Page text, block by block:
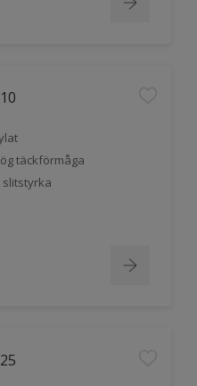
täckförmåga
slitstyrka